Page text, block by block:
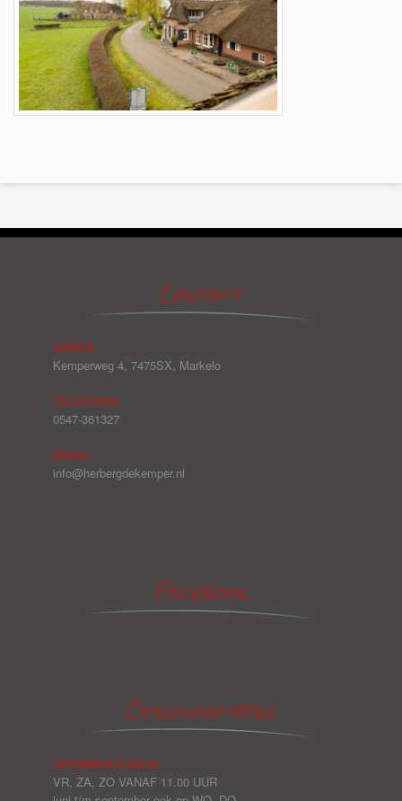
Contact
ADRES:
Kemperweg 4, 7475SX, Markelo
TELEFOON:
0547-361327
EMAIL:
info@herbergdekemper.nl
Facebook
Openingstijden
OPENINGSTIJDEN:
VR, ZA, ZO VANAF 11.00 UUR